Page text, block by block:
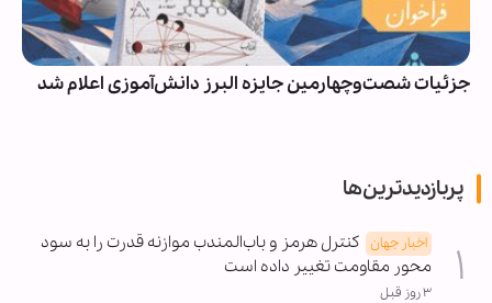
جزئیات شصت‌وچهارمین جایزه البرز دانش‌آموزی اعلام شد
پربازدیدترین‌ها
اخبار جهان کنترل هرمز و باب‌المندب موازنه قدرت را به سود
محور مقاومت تغییر داده است
۳ روز قبل